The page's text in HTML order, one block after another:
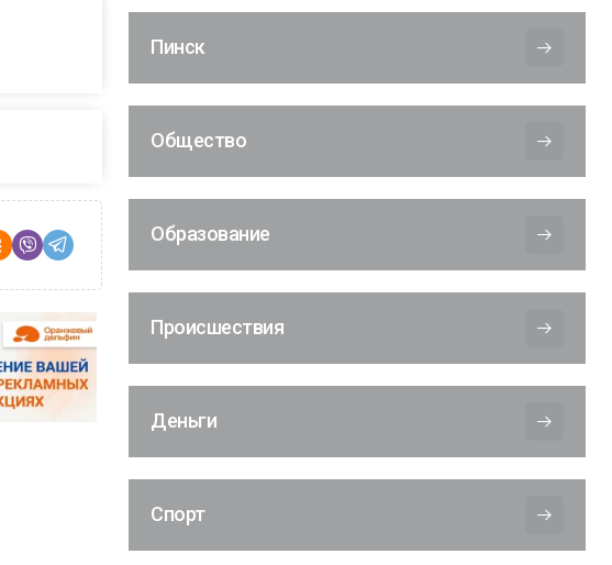
Пинск
Общество
Образование
Происшествия
Деньги
Спорт